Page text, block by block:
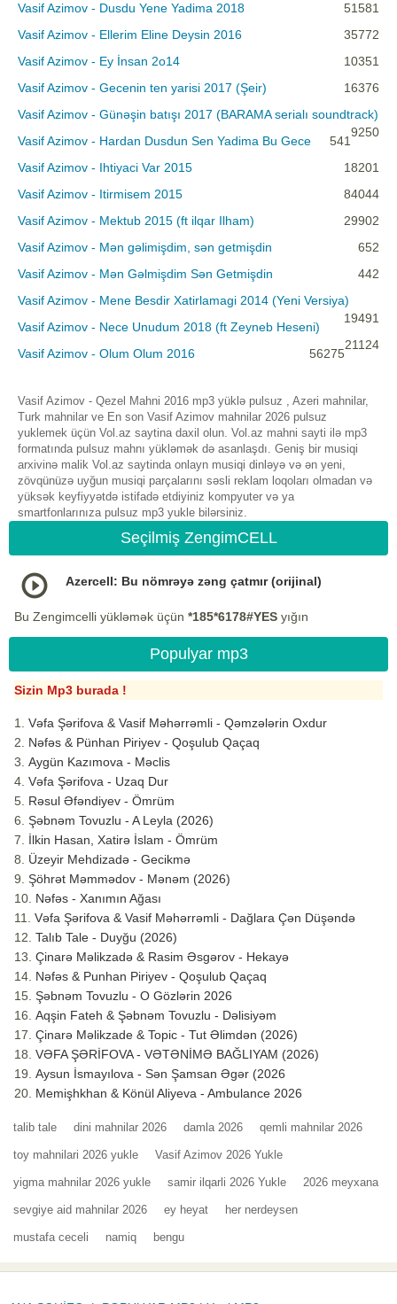
Vasif Azimov - Dusdu Yene Yadima 2018
51581
Vasif Azimov - Ellerim Eline Deysin 2016
35772
Vasif Azimov - Ey İnsan 2o14
10351
Vasif Azimov - Gecenin ten yarisi 2017 (Şeir)
16376
Vasif Azimov - Günəşin batışı 2017 (BARAMA serialı soundtrack)
9250
Vasif Azimov - Hardan Dusdun Sen Yadima Bu Gece
541
Vasif Azimov - Ihtiyaci Var 2015
18201
Vasif Azimov - Itirmisem 2015
84044
Vasif Azimov - Mektub 2015 (ft ilqar Ilham)
29902
Vasif Azimov - Mən gəlimişdim, sən getmişdin
652
Vasif Azimov - Mən Gəlmişdim Sən Getmişdin
442
Vasif Azimov - Mene Besdir Xatirlamagi 2014 (Yeni Versiya)
19491
Vasif Azimov - Nece Unudum 2018 (ft Zeyneb Heseni)
21124
Vasif Azimov - Olum Olum 2016 56275
Vasif Azimov - Qezel Mahni 2016 mp3 yüklə pulsuz , Azeri mahnilar,
Turk mahnilar ve En son Vasif Azimov mahnilar 2026 pulsuz
yuklemek üçün Vol.az saytina daxil olun. Vol.az mahni sayti ilə mp3
formatında pulsuz mahnı yükləmək də asanlaşdı. Geniş bir musiqi
arxivinə malik Vol.az saytinda onlayn musiqi dinləyə və ən yeni,
zövqünüzə uyğun musiqi parçalarını səsli reklam loqoları olmadan və
yüksək keyfiyyətdə istifadə etdiyiniz kompyuter və ya
smartfonlarınıza pulsuz mp3 yukle bilərsiniz.
Seçilmiş ZengimCELL
Azercell: Bu nömrəyə zəng çatmır (orijinal)
Bu Zengimcelli yükləmək üçün *185*6178#YES yığın
Populyar mp3
Sizin Mp3 burada !
Vəfa Şərifova & Vasif Məhərrəmli - Qəmzələrin Oxdur
Nəfəs & Pünhan Piriyev - Qoşulub Qaçaq
Aygün Kazımova - Məclis
Vəfa Şərifova - Uzaq Dur
Rəsul Əfəndiyev - Ömrüm
Şəbnəm Tovuzlu - A Leyla (2026)
İlkin Hasan, Xatirə İslam - Ömrüm
Üzeyir Mehdizadə - Gecikmə
Şöhrət Məmmədov - Mənəm (2026)
Nəfəs - Xanımın Ağası
Vəfa Şərifova & Vasif Məhərrəmli - Dağlara Çən Düşəndə
Talıb Tale - Duyğu (2026)
Çinarə Məlikzadə & Rasim Əsgərov - Hekayə
Nəfəs & Punhan Piriyev - Qoşulub Qaçaq
Şəbnəm Tovuzlu - O Gözlərin 2026
Aqşin Fateh & Şəbnəm Tovuzlu - Dəlisiyəm
Çinarə Məlikzade & Topic - Tut Əlimdən (2026)
VƏFA ŞƏRİFOVA - VƏTƏNİMƏ BAĞLIYAM (2026)
Aysun İsmayılova - Sən Şamsan Əgər (2026
Memişhkhan & Könül Aliyeva - Ambulance 2026
talib tale dini mahnilar 2026 damla 2026 qemli mahnilar 2026
toy mahnilari 2026 yukle Vasif Azimov 2026 Yukle
yigma mahnilar 2026 yukle samir ilqarli 2026 Yukle 2026 meyxana
sevgiye aid mahnilar 2026 ey heyat her nerdeysen
mustafa ceceli namiq bengu